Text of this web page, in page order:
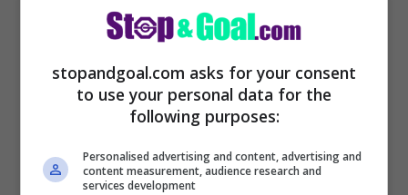
lontanissimo, c’è la
Premier
stopandgoal.com asks for your consent
to use your personal data for the
following purposes:
Personalised advertising and content, advertising and
content measurement, audience research and
services development